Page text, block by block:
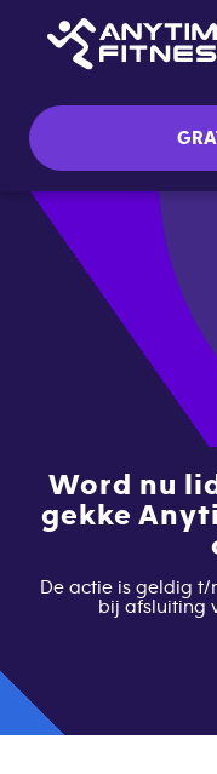
Word nu
gekke
De actie is geldig t/
bij afsluiting